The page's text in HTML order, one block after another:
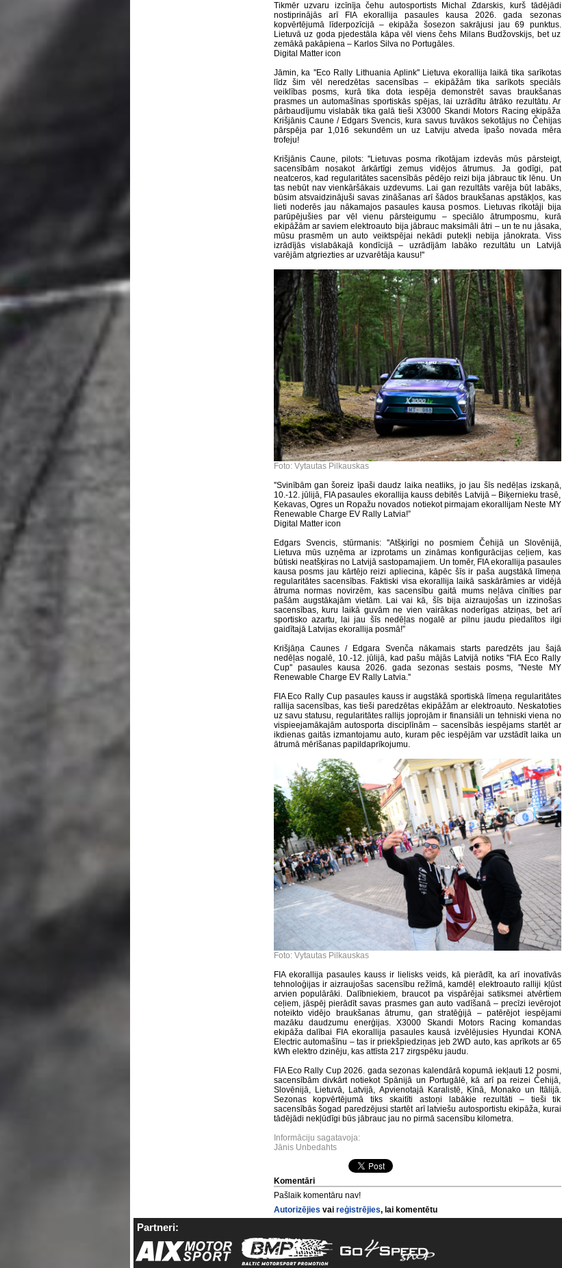
Tikmēr uzvaru izcīnīja čehu autosportists Michal Zdarskis, kurš tādējādi
nostiprinājās arī FIA ekorallija pasaules kausa 2026. gada sezonas
kopvērtējumā līderpozīcijā – ekipāža šosezon sakrājusi jau 69 punktus.
Lietuvā uz goda pjedestāla kāpa vēl viens čehs Milans Budžovskijs, bet uz
zemākā pakāpiena – Karlos Silva no Portugāles.
Digital Matter icon
Jāmin, ka ''Eco Rally Lithuania Aplink'' Lietuva ekorallija laikā tika sarīkotas
līdz šim vēl neredzētas sacensības – ekipāžām tika sarīkots speciāls
veiklības posms, kurā tika dota iespēja demonstrēt savas braukšanas
prasmes un automašīnas sportiskās spējas, lai uzrādītu ātrāko rezultātu. Ar
pārbaudījumu vislabāk tika galā tieši X3000 Skandi Motors Racing ekipāža
Krišjānis Caune / Edgars Svencis, kura savus tuvākos sekotājus no Čehijas
pārspēja par 1,016 sekundēm un uz Latviju atveda īpašo novada mēra
trofeju!
Krišjānis Caune, pilots: ''Lietuvas posma rīkotājam izdevās mūs pārsteigt,
sacensībām nosakot ārkārtīgi zemus vidējos ātrumus. Ja godīgi, pat
neatceros, kad regularitātes sacensībās pēdējo reizi bija jābrauc tik lēnu. Un
tas nebūt nav vienkāršākais uzdevums. Lai gan rezultāts varēja būt labāks,
būsim atsvaidzinājuši savas zināšanas arī šādos braukšanas apstākļos, kas
lieti noderēs jau nākamajos pasaules kausa posmos. Lietuvas rīkotāji bija
parūpējušies par vēl vienu pārsteigumu – speciālo ātrumposmu, kurā
ekipāžām ar saviem elektroauto bija jābrauc maksimāli ātri – un te nu jāsaka,
mūsu prasmēm un auto veiktspējai nekādi putekļi nebija jānokrata. Viss
izrādījās vislabākajā kondīcijā – uzrādījām labāko rezultātu un Latvijā
varējām atgriezties ar uzvarētāja kausu!''
Foto: Vytautas Pilkauskas
''Svinībām gan šoreiz īpaši daudz laika neatliks, jo jau šīs nedēļas izskaņā,
10.-12. jūlijā, FIA pasaules ekorallija kauss debitēs Latvijā – Biķernieku trasē,
Ķekavas, Ogres un Ropažu novados notiekot pirmajam ekorallijam Neste MY
Renewable Charge EV Rally Latvia!”
Digital Matter icon
Edgars Svencis, stūrmanis: ''Atšķirīgi no posmiem Čehijā un Slovēnijā,
Lietuva mūs uzņēma ar izprotams un zināmas konfigurācijas ceļiem, kas
būtiski neatšķiras no Latvijā sastopamajiem. Un tomēr, FIA ekorallija pasaules
kausa posms jau kārtējo reizi apliecina, kāpēc šīs ir paša augstākā līmeņa
regularitātes sacensības. Faktiski visa ekorallija laikā saskārāmies ar vidējā
ātruma normas novirzēm, kas sacensību gaitā mums neļāva cīnīties par
pašām augstākajām vietām. Lai vai kā, šīs bija aizraujošas un izzinošas
sacensības, kuru laikā guvām ne vien vairākas noderīgas atziņas, bet arī
sportisko azartu, lai jau šīs nedēļas nogalē ar pilnu jaudu piedalītos ilgi
gaidītajā Latvijas ekorallija posmā!”
Krišjāņa Caunes / Edgara Svenča nākamais starts paredzēts jau šajā
nedēļas nogalē, 10.-12. jūlijā, kad pašu mājās Latvijā notiks ''FIA Eco Rally
Cup'' pasaules kausa 2026. gada sezonas sestais posms, ''Neste MY
Renewable Charge EV Rally Latvia.''
FIA Eco Rally Cup pasaules kauss ir augstākā sportiskā līmeņa regularitātes
rallija sacensības, kas tieši paredzētas ekipāžām ar elektroauto. Neskatoties
uz savu statusu, regularitātes rallijs joprojām ir finansiāli un tehniski viena no
vispieejamākajām autosporta disciplīnām – sacensībās iespējams startēt ar
ikdienas gaitās izmantojamu auto, kuram pēc iespējām var uzstādīt laika un
ātrumā mērīšanas papildaprīkojumu.
Foto: Vytautas Pilkauskas
FIA ekorallija pasaules kauss ir lielisks veids, kā pierādīt, ka arī inovatīvās
tehnoloģijas ir aizraujošas sacensību režīmā, kamdēļ elektroauto ralliji kļūst
arvien populārāki. Dalībniekiem, braucot pa vispārējai satiksmei atvērtiem
ceļiem, jāspēj pierādīt savas prasmes gan auto vadīšanā – precīzi ievērojot
noteikto vidējo braukšanas ātrumu, gan stratēģijā – patērējot iespējami
mazāku daudzumu enerģijas. X3000 Skandi Motors Racing komandas
ekipāža dalībai FIA ekorallija pasaules kausā izvēlējusies Hyundai KONA
Electric automašīnu – tas ir priekšpiedziņas jeb 2WD auto, kas aprīkots ar 65
kWh elektro dzinēju, kas attīsta 217 zirgspēku jaudu.
FIA Eco Rally Cup 2026. gada sezonas kalendārā kopumā iekļauti 12 posmi,
sacensībām divkārt notiekot Spānijā un Portugālē, kā arī pa reizei Čehijā,
Slovēnijā, Lietuvā, Latvijā, Apvienotajā Karalistē, Ķīnā, Monako un Itālijā.
Sezonas kopvērtējumā tiks skaitīti astoņi labākie rezultāti – tieši tik
sacensībās šogad paredzējusi startēt arī latviešu autosportistu ekipāža, kurai
tādējādi nekļūdīgi būs jābrauc jau no pirmā sacensību kilometra.
Informāciju sagatavoja:
Jānis Unbedahts
Komentāri
Pašlaik komentāru nav!
Autorizējies vai reģistrējies, lai komentētu
Partneri: